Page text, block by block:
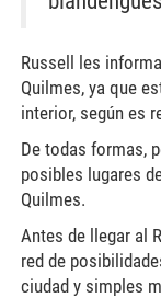
Russell les
Quilmes, ya que
interior, según es
De todas formas,
posibles lugares
Quilmes.
Antes de llegar al
red de
ciudad y simples